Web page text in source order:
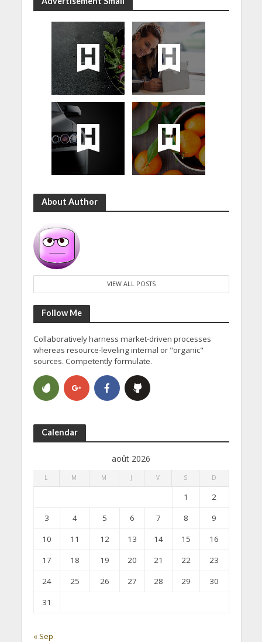
About Author
VIEW ALL POSTS
Follow Me
Collaboratively harness market-driven processes
whereas resource-leveling internal or "organic"
sources. Competently formulate.
Calendar
août 2026
L M M J V S D
1
2
3
4 5 6 7 8
9
10
11 12 13 14 15
16
17
18 19 20 21 22
23
24
25 26 27 28 29
30
31
« Sep